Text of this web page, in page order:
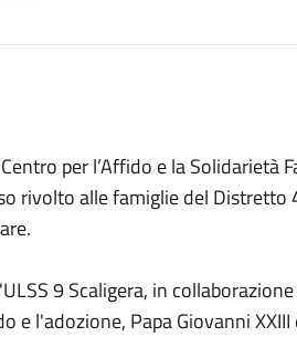
per l’Affido e la Solidarietà
rivolto alle famiglie del Distretto
9 Scaligera, in
e l'adozione, Papa Giovanni